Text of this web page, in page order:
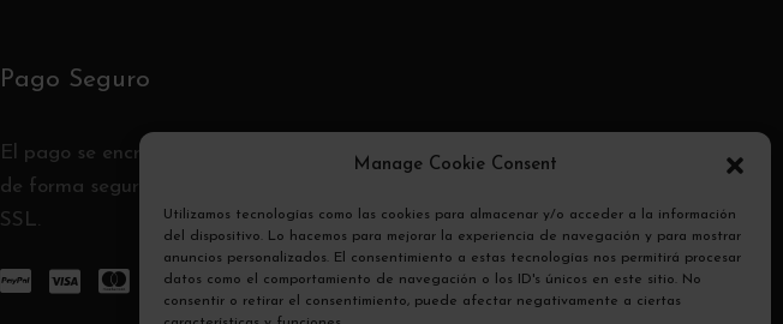
Manage Cookie Consent
Utilizamos tecnologías como las cookies para almacenar y/o acceder a la información
del dispositivo. Lo hacemos para mejorar la experiencia de navegación y para mostrar
anuncios personalizados. El consentimiento a estas tecnologías nos permitirá procesar
datos como el comportamiento de navegación o los ID's únicos en este sitio. No
consentir o retirar el consentimiento, puede afectar negativamente a ciertas
Pago Seguro
El pago se encripta y se transmite
de forma segura con un protocolo
SSL.